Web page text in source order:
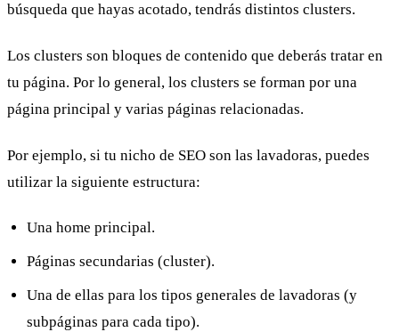
búsqueda que hayas acotado, tendrás distintos clusters.
Los clusters son bloques de contenido que deberás tratar en
tu página. Por lo general, los clusters se forman por una
página principal y varias páginas relacionadas.
Por ejemplo, si tu nicho de SEO son las lavadoras, puedes
utilizar la siguiente estructura:
Una home principal.
Páginas secundarias (cluster).
Una de ellas para los tipos generales de lavadoras (y
subpáginas para cada tipo).